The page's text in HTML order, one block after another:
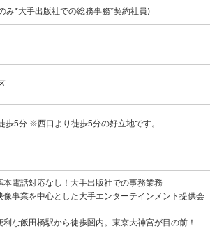
み*大手出版社での総務事務*契約社員)
歩5分 ※西口より徒歩5分の好立地です。
本電話対応なし！大手出版社での事務業務
事業を中心とした大手エンターテインメント提供会
な飯田橋駅から徒歩圏内。東京大神宮が目の前！